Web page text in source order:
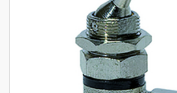
Трехмерная